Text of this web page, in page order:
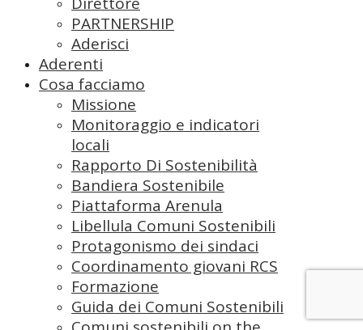
PARTNERSHIP
Aderisci
Aderenti
Cosa facciamo
Missione
Monitoraggio e indicatori
locali
Rapporto Di Sostenibilità
Bandiera Sostenibile
Piattaforma Arenula
Libellula Comuni Sostenibili
Protagonismo dei sindaci
Coordinamento giovani RCS
Formazione
Guida dei Comuni Sostenibili